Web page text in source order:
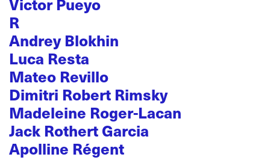
R
Andrey Blokhin
Luca Resta
Mateo Revillo
Dimitri Robert Rimsky
Madeleine Roger-Lacan
Jack Rothert Garcia
Apolline Régent